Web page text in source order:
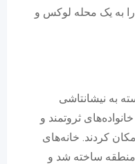
به یک محله لوکس و
به نیشانتاشی
ثروتمند و
کردند. خانه‌های
ساخته شد و